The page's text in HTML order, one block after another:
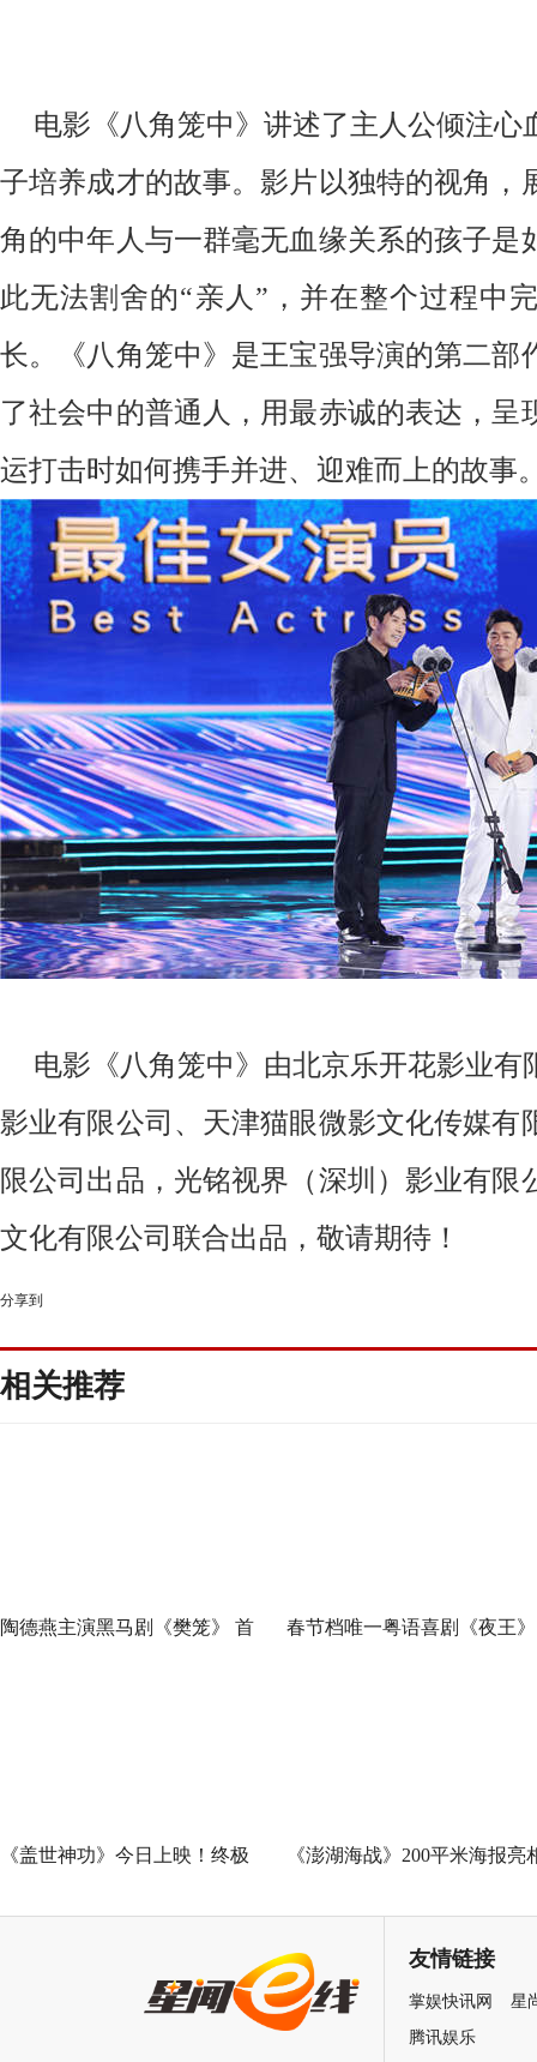
电影 《八角笼中》 讲述了主人公倾注心
子培养成才的故事。影片以独特的视角 ，
角的中年人与一群毫无血缘关系的孩子是
此无法割舍的“亲人” ， 并在整个过程中
长。
《八角笼中》是王宝强导演的第二部
了社会中的普通人 ， 用最赤诚的表达 ，
运打击时如何携手并进、迎难而上的故事
电影《八角笼中》由北京乐开花影业有
影业有限公司、天津猫眼微影文化传媒有
限公司出品，光铭视界（深圳）影业有限
文化有限公司联合出品，敬请期待！
分享到
相关推荐
陶德燕主演黑马剧《樊笼》 首 春节档唯一粤语喜剧《夜王》
《盖世神功》今日上映！终极 《澎湖海战》200平米海报亮
友情链接
掌娱快讯网
星
腾讯娱乐